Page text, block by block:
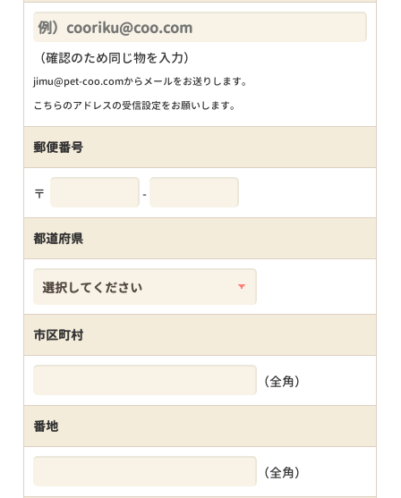
（確認のため同じ物を入力）
jimu@pet-coo.comからメールをお送りします。
こちらのアドレスの受信設定をお願いします。
郵便番号
〒 -
都道府県
市区町村
（全角）
番地
（全角）